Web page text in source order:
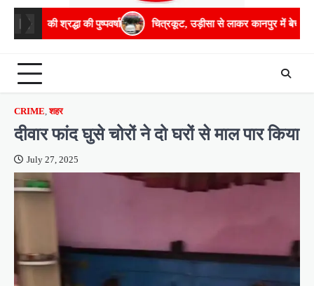
की पुष्पवर्षा चित्रकूट, उड़ीसा से लाकर कानपुर में बेचते थे मादक पदार्थ,
CRIME,शहर
दीवार फांद घुसे चोरों ने दो घरों से माल पार किया
July 27, 2025